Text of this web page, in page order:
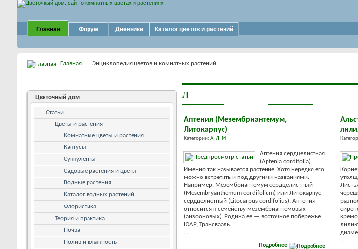
Главная Форум Дневники Каталог цветов и растений
Главная Энциклопедия цветов и комнатных растений
Л
Аптения (Мезембриантемум,
Литокарпус)
Категории: А, Л , М
Аптения сердцелистная
(Aptenia cordifolia)
Именно так называется растение. Хотя нередко его
можно встретить и под другими названиями.
Например, Мезембриантемум сердцелистный
(Mesembryanthemum cordifolium) или Литокарпус
сердцелистный (Litocarpus cordifolius). Аптения
относится к семейству мезембриантемовых
(аизооновых). Родина ее — восточное побережье
ЮАР, Трансвааль.
Подробнее
Цветочный дом
Статьи
Цветы и растения
Комнатные цветы и растения
Кактусы
Суккуленты
Садовые растения и цветы
Водные растения
Каталог водных растений
Флористика
Теория и практика
Почва
Полив и влажность